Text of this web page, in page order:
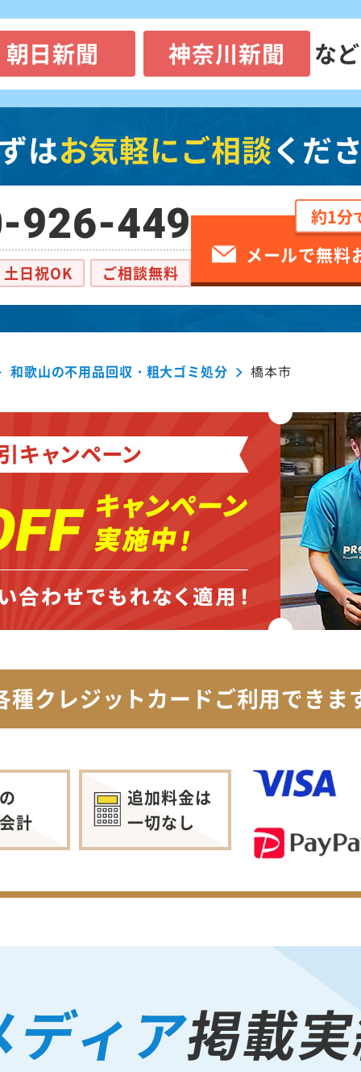
朝日新聞 神奈川新聞 な
はお気軽にご相談くだ
926-449
土日祝OK ご相談無料
約1分
メールで無料
和歌山の不用品回収・粗大ゴミ処分 橋本市
種クレジットカードご利用できま
計
追加料金は
一切なし
ディア掲載